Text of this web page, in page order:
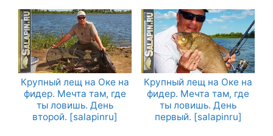
Крупный лещ на Оке на
фидер. Мечта там, где
ты ловишь. День
второй. [salapinru]
Крупный лещ на Оке на
фидер. Мечта там, где
ты ловишь. День
первый. [salapinru]